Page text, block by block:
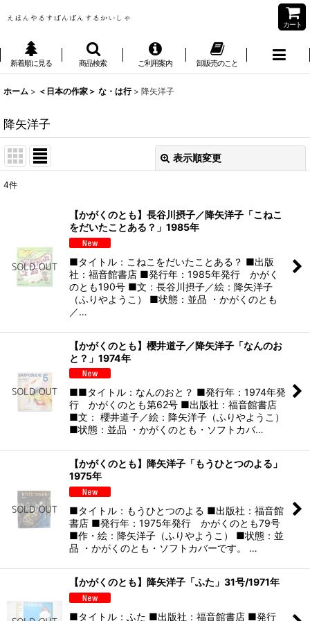
カート
新着順に見る 商品検索 ご利用案内 卸販売のこと
ホーム > ＜日本の作家＞ な・は行 > 降矢洋子
降矢洋子
表示順変更
絞り込む
4件
【かがくのとも】長谷川摂子／降矢洋子「こねこ
をだいたことある？」1985年
■タイトル：こねこをだいたことある？ ■出版
社：福音館書店 ■発行年：1985年発行 かがく
のとも190号 ■文：長谷川摂子／絵：降矢洋子
（ふりやようこ） ■状態：並品 ・かがくのとも
／…
【かがくのとも】櫻井道子／降矢洋子「なんのお
と？」1974年
■■タイトル：なんのおと？ ■発行年：1974年発
行 かがくのとも第62号 ■出版社：福音館書店
■文： 櫻井道子／絵：降矢洋子（ふりやようこ）
■状態：並品 ・かがくのとも・ソフトカバ…
【かがくのとも】降矢洋子「もうひとつのよる」
1975年
■タイトル：もうひとつのよる ■出版社：福音館
書店 ■発行年：1975年発行 かがくのとも79号
■作・絵：降矢洋子（ふりやようこ） ■状態：並
品 ・かがくのとも・ソフトカバーです。 …
【かがくのとも】降矢洋子「ふた」31号/1971年
■タイトル：ふた ■出版社：福音館書店 ■発行